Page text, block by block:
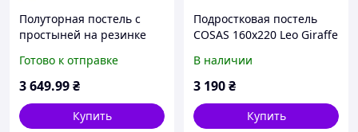
Полуторная постель с
простыней на резинке
160х220 см
Готово к отправке
3 649.99₴
Купить
Подростковая постель
COSAS 160х220 Leo Giraffe
87A62C00E5
В наличии
3 190₴
Купить